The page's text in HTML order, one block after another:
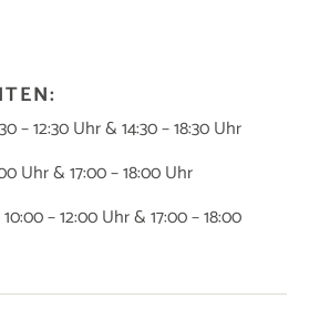
– 12:30 Uhr & 14:30 – 18:30 Uhr
Uhr & 17:00 – 18:00 Uhr
– 12:00 Uhr & 17:00 – 18:00